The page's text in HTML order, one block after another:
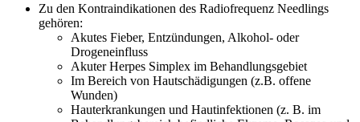
Zu den Kontraindikationen des Radiofrequenz Needlings
gehören:
Akutes Fieber, Entzündungen, Alkohol- oder
Drogeneinfluss
Akuter Herpes Simplex im Behandlungsgebiet
Im Bereich von Hautschädigungen (z.B. offene
Wunden)
Hauterkrankungen und Hautinfektionen (z. B. im